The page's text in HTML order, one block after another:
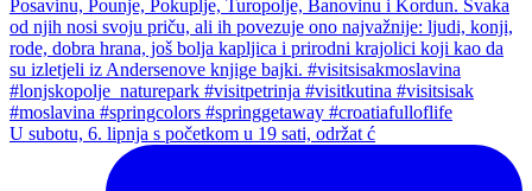
U subotu, 6. lipnja s početkom u 19 sati, održat ć